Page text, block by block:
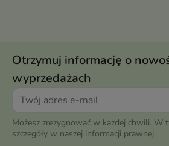
Otrzymuj informację o
wyprzedażach
Możesz zrezygnować w każdej chwili. W
szczegóły w naszej informacji prawnej.